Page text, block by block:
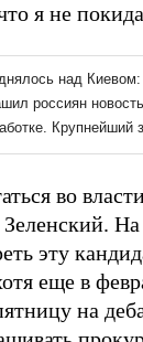
я не
во
эту
еще в
на